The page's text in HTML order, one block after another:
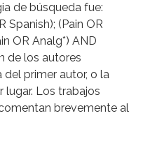
de búsqueda fue:
Spanish); (Pain OR
OR Analg*) AND
de los autores
primer autor, o la
lugar. Los trabajos
brevemente al